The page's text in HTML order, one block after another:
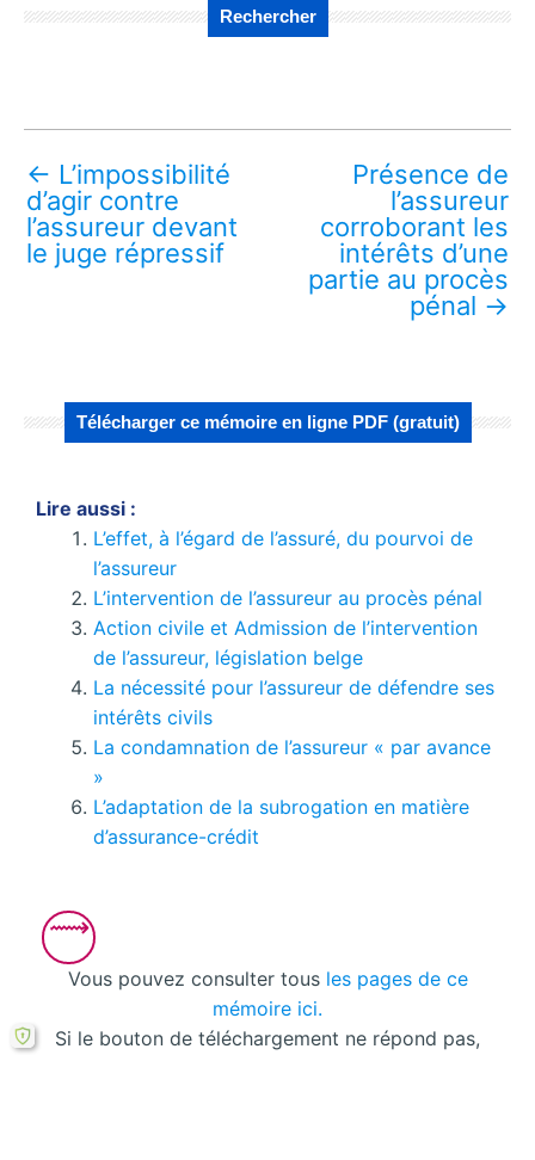
Rechercher
← L’impossibilité
d’agir contre
l’assureur devant
le juge répressif
Présence de
l’assureur
corroborant les
intérêts d’une
partie au procès
pénal →
Télécharger ce mémoire en ligne PDF (gratuit)
Lire aussi :
L’effet, à l’égard de l’assuré, du pourvoi de
l’assureur
L’intervention de l’assureur au procès pénal
Action civile et Admission de l’intervention
de l’assureur, législation belge
La nécessité pour l’assureur de défendre ses
intérêts civils
La condamnation de l’assureur « par avance
»
L’adaptation de la subrogation en matière
d’assurance-crédit
Vous pouvez consulter tous les pages de ce
mémoire ici.
Si le bouton de téléchargement ne répond pas,